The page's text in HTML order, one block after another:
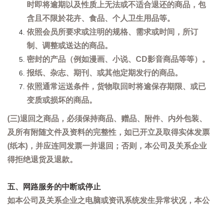
时即将逾期以及性质上无法或不适合退还的商品，包
含且不限於花卉、食品、个人卫生用品等。
依照会员所要求或注明的规格、需求或时间，所订
制、调整或送达的商品。
密封的产品（例如漫画、小说、CD影音商品等等）。
报纸、杂志、期刊、或其他定期发行的商品。
依照通常运送条件，货物取回时将逾保存期限、或已
变质或损坏的商品。
(三)退回之商品，必须保持商品、赠品、附件、内外包装、
及所有附随文件及资料的完整性，如已开立及取得实体发票
(纸本)，并应连同发票一并退回；否则，本公司及关系企业
得拒绝退货及退款。
五、网路服务的中断或停止
如本公司及关系企业之电脑或资讯系统发生异常状况，本公